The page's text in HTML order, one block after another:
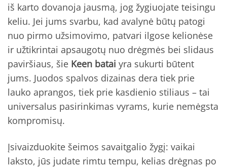
iš karto dovanoja jausmą, jog žygiuojate teisingu
keliu. Jei jums svarbu, kad avalynė būtų patogi
nuo pirmo užsimovimo, patvari ilgose kelionėse
ir užtikrintai apsaugotų nuo drėgmės bei slidaus
paviršiaus, šie Keen batai yra sukurti būtent
jums. Juodos spalvos dizainas dera tiek prie
lauko aprangos, tiek prie kasdienio stiliaus – tai
universalus pasirinkimas vyrams, kurie nemėgsta
kompromisų.
Įsivaizduokite šeimos savaitgalio žygį: vaikai
laksto, jūs judate rimtu tempu, kelias drėgnas po